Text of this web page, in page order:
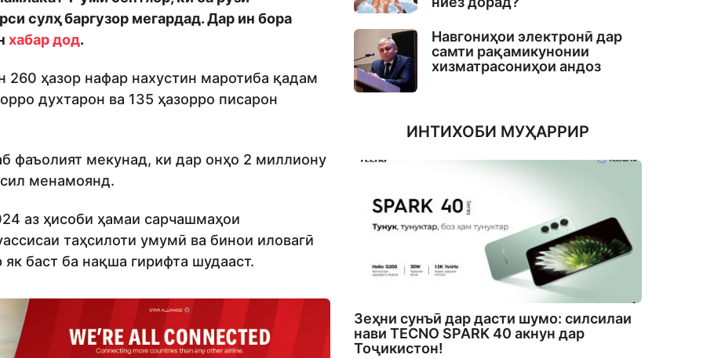
сулҳ баргузор мегардад. Дар ин бора
хабар дод.
ҳазор нафар нахустин маротиба қадам
духтарон ва 135 ҳазорро писарон
фаъолият мекунад, ки дар онҳо 2 миллиону
менамоянд.
аз ҳисоби ҳамаи сарчашмаҳои
таҳсилоти умумӣ ва бинои иловагӣ
баст ба нақша гирифта шудааст.
Навгониҳои электронӣ дар
самти рақамикунонии
хизматрасониҳои андоз
ИНТИХОБИ МУҲАРРИР
Зеҳни сунъӣ дар дасти шумо: силсилаи
нави TECNO SPARK 40 акнун дар
Тоҷикистон!